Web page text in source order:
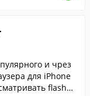
и чрез
для iPhone
flash-р